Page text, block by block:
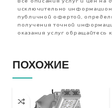
Все описания услуг и цен на
исключительно
публичной офертой,
получения точной
оказания услуг
ПОХОЖИЕ